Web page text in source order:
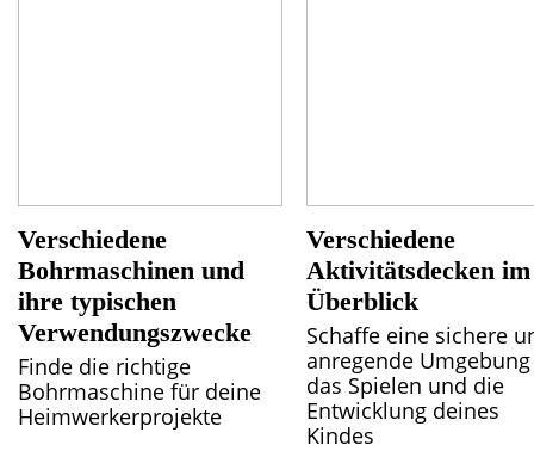
Verschiedene
Bohrmaschinen und
ihre typischen
Verwendungszwecke
Finde die richtige
Bohrmaschine für deine
Heimwerkerprojekte
Verschiedene
Aktivitätsdecken im
Überblick
Schaffe eine sichere
anregende
das Spielen und die
Entwicklung deines
Kindes